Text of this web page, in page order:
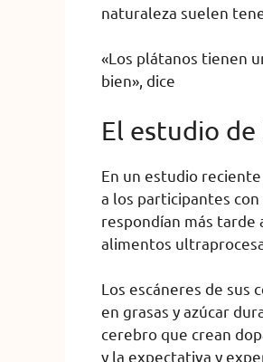
naturaleza suelen
«Los plátanos tienen
bien», dice
El estudio de
En un estudio
a los participantes
respondían más tarde
alimentos
Los escáneres de
en grasas y azúcar
cerebro que crean
y la expectativa y